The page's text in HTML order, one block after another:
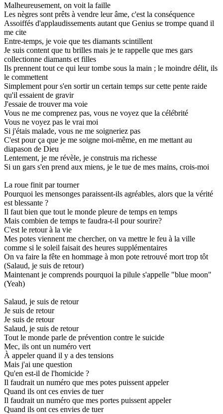
Malheureusement, on voit la faille
Les nègres sont prêts à vendre leur âme, c'est la conséquence
Assoiffés d'applaudissements autant que Genius se trompe quand il
me cite
Entre-temps, je voie que tes diamants scintillent
Je suis content que tu brilles mais je te rappelle que mes gars
collectionne diamants et filles
Ils prennent tout ce qui leur tombe sous la main ; le moindre délit, ils
le commettent
Simplement pour s'en sortir un certain temps sur cette pente raide
qu'il essaient de gravir
J'essaie de trouver ma voie
Vous ne me comprenez pas, vous ne voyez que la célébrité
Vous ne voyez pas le vrai moi
Si j'étais malade, vous ne me soigneriez pas
C'est pour ça que je me soigne moi-même, en me mettant au
diapason de Dieu
Lentement, je me révèle, je construis ma richesse
Si un gars s'en prend aux miens, je le tue de mes mains, crois-moi
La roue finit par tourner
Pourquoi les mensonges paraissent-ils agréables, alors que la vérité
est blessante ?
Il faut bien que tout le monde pleure de temps en temps
Mais combien de temps te faudra-t-il pour sourire?
C'est le retour à la vie
Mes potes viennent me chercher, on va mettre le feu à la ville
comme si le soleil faisait des heures supplémentaires
On va faire la fête en hommage à mon pote retrouvé mort trop tôt
(Salaud, je suis de retour)
Maintenant je comprends pourquoi la pilule s'appelle "blue moon"
(Yeah)
Salaud, je suis de retour
Je suis de retour
Je suis de retour
Salaud, je suis de retour
Tout le monde parle de prévention contre le suicide
Mec, ils ont un numéro vert
À appeler quand il y a des tensions
Mais j'ai une question
Qu'en est-il de l'homicide ?
Il faudrait un numéro que mes potes puissent appeler
Quand ils ont ces envies de tuer
Il faudrait un numéro que mes portes puissent appeler
Quand ils ont ces envies de tuer